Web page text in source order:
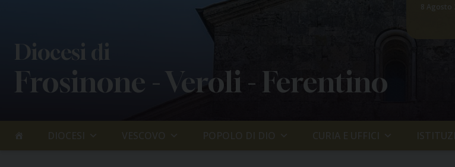
8 Agosto
Diocesi di
Frosinone - Veroli - Ferentino
DIOCESI VESCOVO POPOLO DI DIO CURIA E UFFICI